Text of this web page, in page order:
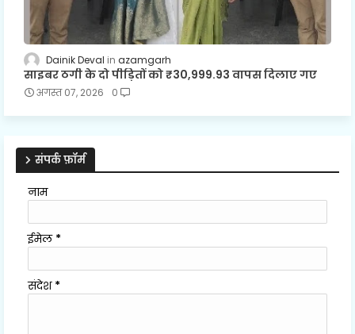
Dainik Deval azamgarh
साइबर ठगी के दो पीड़ितों को ₹30,999.93 वापस दिलाए गए
अगस्त 07, 2026 0
संपर्क फ़ॉर्म
नाम
ईमेल *
संदेश *